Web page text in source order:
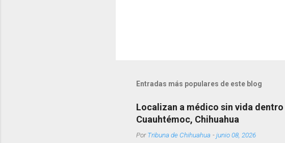
Entradas más populares de este blog
Localizan a médico sin vida
Cuauhtémoc, Chihuahua
PorTribuna de Chihuahua -junio 08, 2026